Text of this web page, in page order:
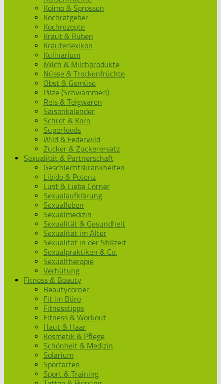
Keime & Sprossen
Kochratgeber
Kochrezepte
Kraut & Rüben
Kräuterlexikon
Kulinarium
Milch & Milchprodukte
Nüsse & Trockenfrüchte
Obst & Gemüse
Pilze (Schwammerl)
Reis & Teigwaren
Saisonkalender
Schrot & Korn
Superfoods
Wild & Federwild
Zucker & Zuckerersatz
Sexualität & Partnerschaft
Geschlechtskrankheiten
Libido & Potenz
Lust & Liebe Corner
Sexualaufklärung
Sexualleben
Sexualmedizin
Sexualität & Gesundheit
Sexualität im Alter
Sexualität in der Stillzeit
Sexualpraktiken & Co.
Sexualtherapie
Verhütung
Fitness & Beauty
Beautycorner
Fit im Büro
Fitnesstipps
Fitness & Workout
Haut & Haar
Kosmetik & Pflege
Schönheit & Medizin
Solarium
Sportarten
Sport & Training